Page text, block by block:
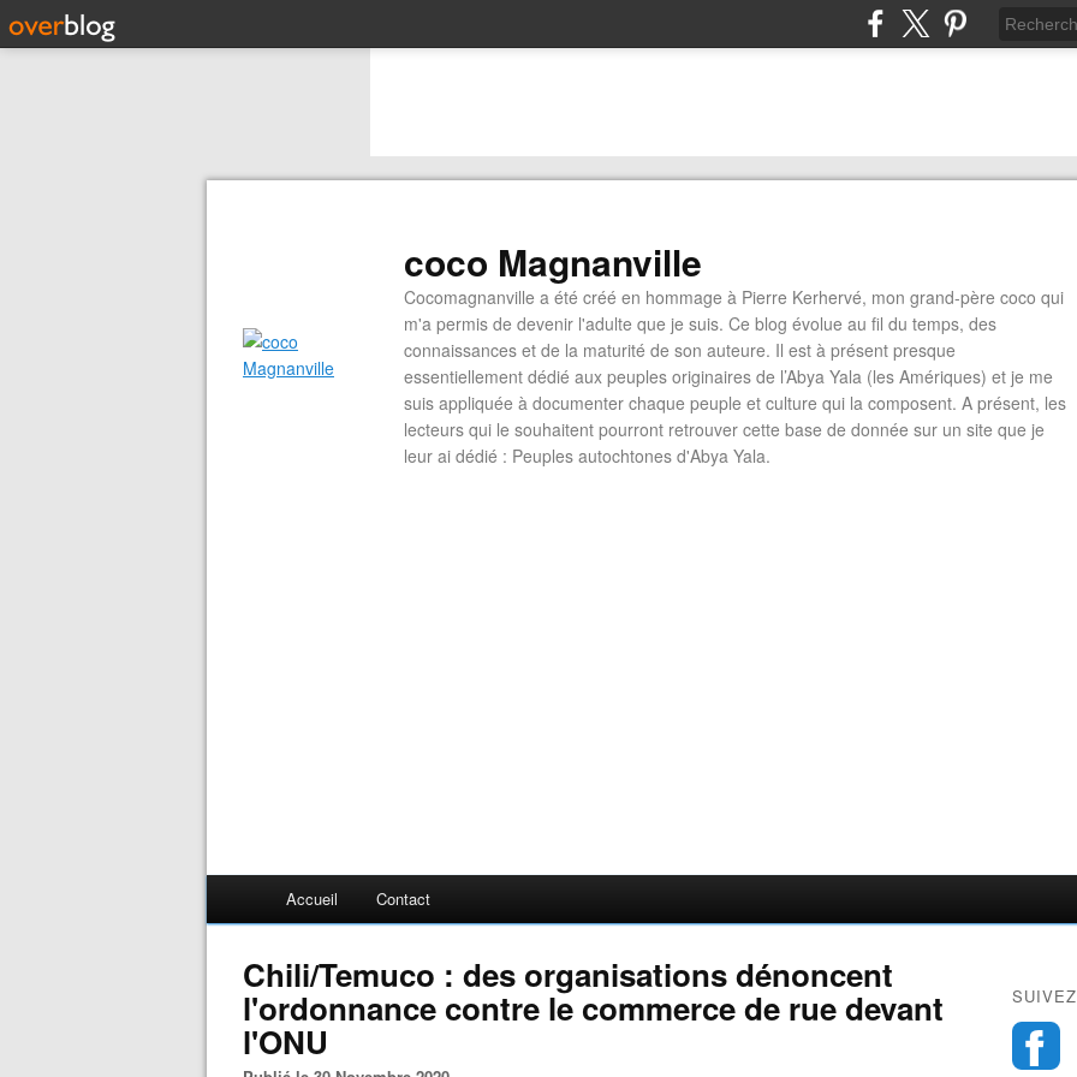
coco Magnanville
Cocomagnanville a été créé en hommage à Pierre Kerhervé, mon grand-père coco qui
m'a permis de devenir l'adulte que je suis. Ce blog évolue au fil du temps, des
connaissances et de la maturité de son auteure. Il est à présent presque
essentiellement dédié aux peuples originaires de l’Abya Yala (les Amériques) et je me
suis appliquée à documenter chaque peuple et culture qui la composent. A présent, les
lecteurs qui le souhaitent pourront retrouver cette base de donnée sur un site que je
leur ai dédié : Peuples autochtones d'Abya Yala.
Accueil Contact
Chili/Temuco : des organisations dénoncent
l'ordonnance contre le commerce de rue devant
l'ONU